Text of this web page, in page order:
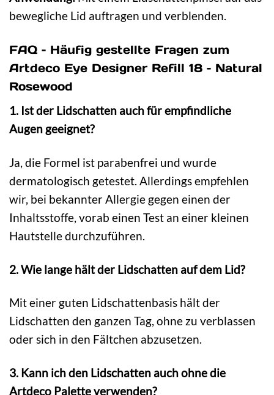
bewegliche Lid auftragen und verblenden.
FAQ – Häufig gestellte Fragen zum
Artdeco Eye Designer Refill 18 – Natural
Rosewood
1. Ist der Lidschatten auch für empfindliche
Augen geeignet?
Ja, die Formel ist parabenfrei und wurde
dermatologisch getestet. Allerdings empfehlen
wir, bei bekannter Allergie gegen einen der
Inhaltsstoffe, vorab einen Test an einer kleinen
Hautstelle durchzuführen.
2. Wie lange hält der Lidschatten auf dem Lid?
Mit einer guten Lidschattenbasis hält der
Lidschatten den ganzen Tag, ohne zu verblassen
oder sich in den Fältchen abzusetzen.
3. Kann ich den Lidschatten auch ohne die
Artdeco Palette verwenden?